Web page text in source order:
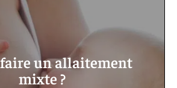
un allaitement
mixte ?